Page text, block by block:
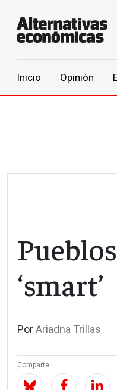
Inicio Opinión
‘smart’
PorAriadna Trillas
Comparte